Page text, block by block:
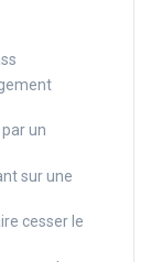
un
sur une
cesser le